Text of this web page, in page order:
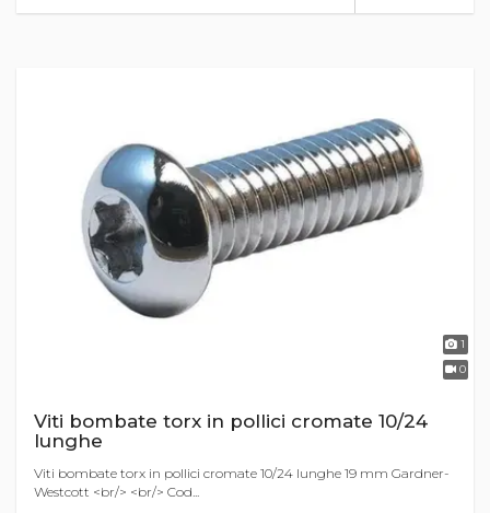
1
0
Viti bombate torx in pollici cromate 10/24
lunghe
Viti bombate torx in pollici cromate 10/24 lunghe 19 mm Gardner-
Westcott <br/> <br/> Cod...